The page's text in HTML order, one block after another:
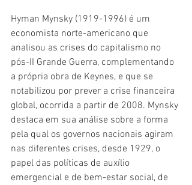
Hyman Mynsky (1919-1996) é um
economista norte-americano que
analisou as crises do capitalismo no
pós-II Grande Guerra, complementando
a própria obra de Keynes, e que se
notabilizou por prever a crise financeira
global, ocorrida a partir de 2008. Mynsky
destaca em sua análise sobre a forma
pela qual os governos nacionais agiram
nas diferentes crises, desde 1929, o
papel das políticas de auxílio
emergencial e de bem-estar social, de